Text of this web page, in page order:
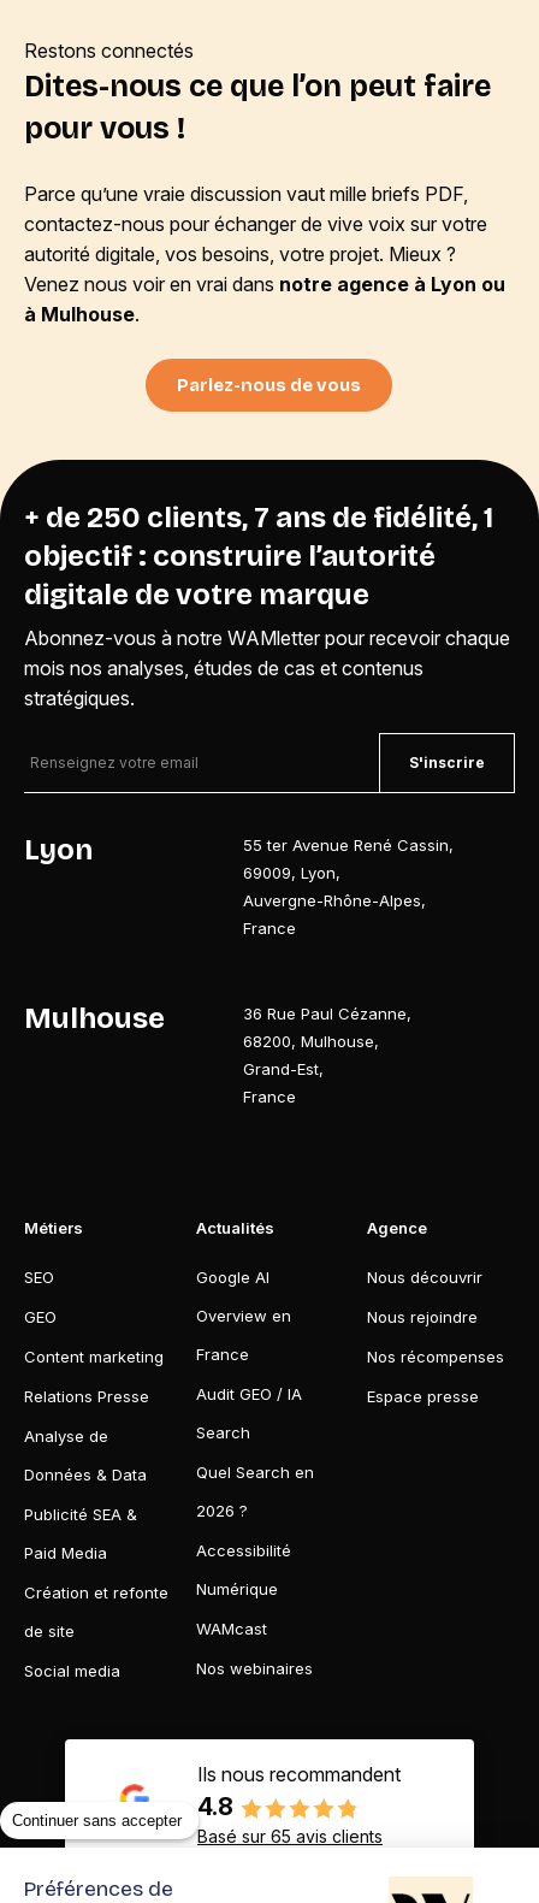
Restons connectés
Dites-nous ce que l’on peut faire
pour vous !
Parce qu’une vraie discussion vaut mille briefs PDF,
contactez-nous pour échanger de vive voix sur votre
autorité digitale, vos besoins, votre projet. Mieux ?
Venez nous voir en vrai dans notre agence à Lyon ou
à Mulhouse.
Parlez-nous de vous
+ de 250 clients, 7 ans de fidélité, 1
objectif : construire l’autorité
digitale de votre marque
Abonnez-vous à notre WAMletter pour recevoir chaque
mois nos analyses, études de cas et contenus
stratégiques.
S'inscrire
Lyon 55 ter Avenue René Cassin,
69009,Lyon,
Auvergne-Rhône-Alpes,
France
Mulhouse 36 Rue Paul Cézanne,
68200,Mulhouse,
Grand-Est,
France
Métiers
SEO
GEO
Content marketing
Relations Presse
Analyse de
Données & Data
Publicité SEA &
Paid Media
Création et refonte
de site
Social media
Actualités
Google AI
Overview en
France
Audit GEO / IA
Search
Quel Search en
2026 ?
Accessibilité
Numérique
WAMcast
Nos webinaires
Agence
Nous découvrir
Nous rejoindre
Nos récompenses
Espace presse
Ils nous recommandent
4.8
Basé sur 65 avis clients
Continuer sans accepter
Préférences de